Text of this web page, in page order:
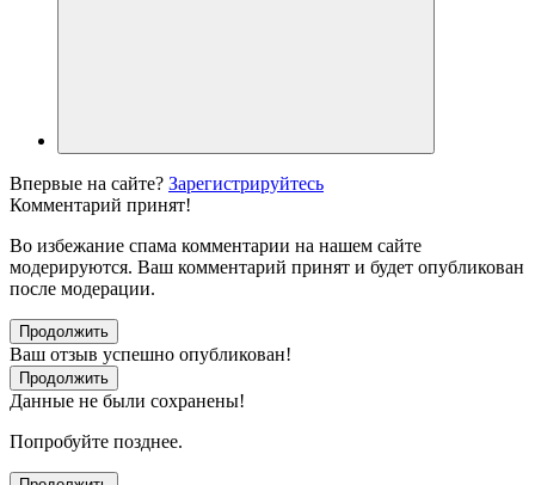
Впервые на сайте? Зарегистрируйтесь
Комментарий принят!
Во избежание спама комментарии на нашем сайте
модерируются. Ваш комментарий принят и будет опубликован
после модерации.
Продолжить
Ваш отзыв успешно опубликован!
Продолжить
Данные не были сохранены!
Попробуйте позднее.